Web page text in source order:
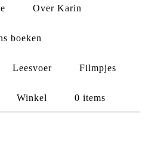
Over Karin
boeken
Leesvoer Filmpjes
Winkel 0 items